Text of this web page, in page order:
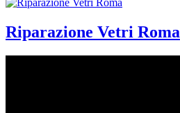
Riparazione Vetri Roma